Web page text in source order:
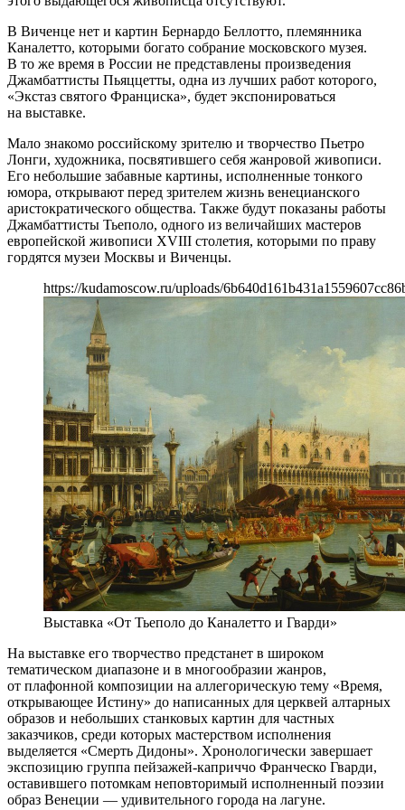
В Виченце нет и картин Бернардо Беллотто, племянника
Каналетто, которыми богато собрание московского музея.
В то же время в России не представлены произведения
Джамбаттисты Пьяццетты, одна из лучших работ которого,
«Экстаз святого Франциска», будет экспонироваться
на выставке.
Мало знакомо российскому зрителю и творчество Пьетро
Лонги, художника, посвятившего себя жанровой живописи.
Его небольшие забавные картины, исполненные тонкого
юмора, открывают перед зрителем жизнь венецианского
аристократического общества. Также будут показаны работы
Джамбаттисты Тьеполо, одного из величайших мастеров
европейской живописи XVIII столетия, которыми по праву
гордятся музеи Москвы и Виченцы.
https://kudamoscow.ru/uploads/
Выставка «От Тьеполо до Каналетто и Гварди»
На выставке его творчество предстанет в широком
тематическом диапазоне и в многообразии жанров,
от плафонной композиции на аллегорическую тему «Время,
открывающее Истину» до написанных для церквей алтарных
образов и небольших станковых картин для частных
заказчиков, среди которых мастерством исполнения
выделяется «Смерть Дидоны». Хронологически завершает
экспозицию группа пейзажей-каприччо Франческо Гварди,
оставившего потомкам неповторимый исполненный поэзии
образ Венеции — удивительного города на лагуне.